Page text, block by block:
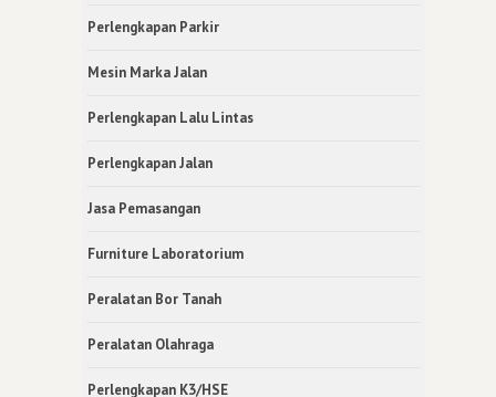
Perlengkapan Parkir
Mesin Marka Jalan
Perlengkapan Lalu Lintas
Perlengkapan Jalan
Jasa Pemasangan
Furniture Laboratorium
Peralatan Bor Tanah
Peralatan Olahraga
Perlengkapan K3/HSE